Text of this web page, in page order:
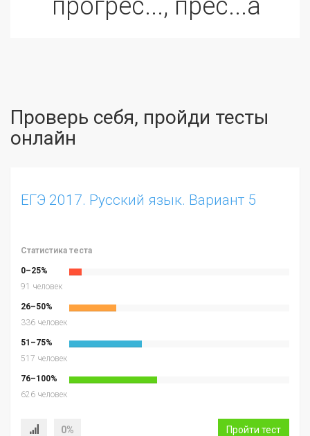
прогрес..., прес...а
Проверь себя, пройди тесты
онлайн
ЕГЭ 2017. Русский язык. Вариант 5
Статистика теста
0–25%
91 человек
26–50%
336 человек
51–75%
517 человек
76–100%
626 человек
0% Пройти тест